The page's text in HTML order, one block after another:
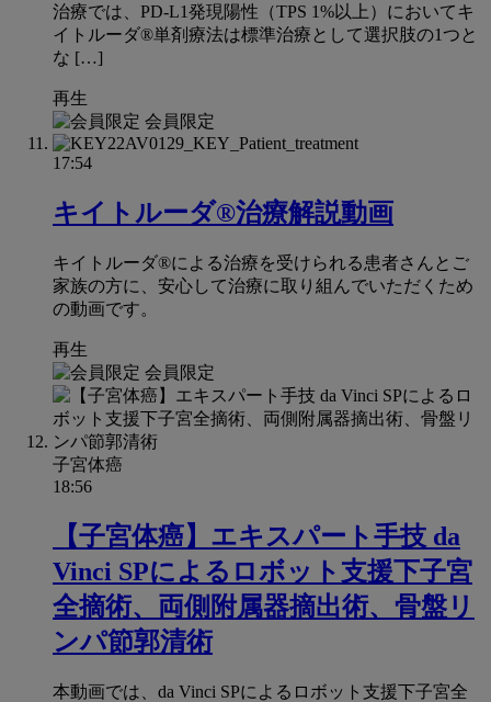
治療では、PD-L1発現陽性（TPS 1%以上）においてキ
イトルーダ®単剤療法は標準治療として選択肢の1つと
な […]
再生
会員限定
17:54
キイトルーダ®治療解説動画
キイトルーダ®による治療を受けられる患者さんとご
家族の方に、安心して治療に取り組んでいただくため
の動画です。
再生
会員限定
子宮体癌
18:56
【子宮体癌】エキスパート手技 da
Vinci SPによるロボット支援下子宮
全摘術、両側附属器摘出術、骨盤リ
ンパ節郭清術
本動画では、da Vinci SPによるロボット支援下子宮全